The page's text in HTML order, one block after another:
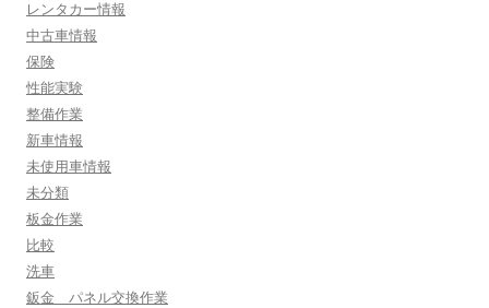
レンタカー情報
中古車情報
保険
性能実験
整備作業
新車情報
未使用車情報
未分類
板金作業
比較
洗車
鈑金 パネル交換作業